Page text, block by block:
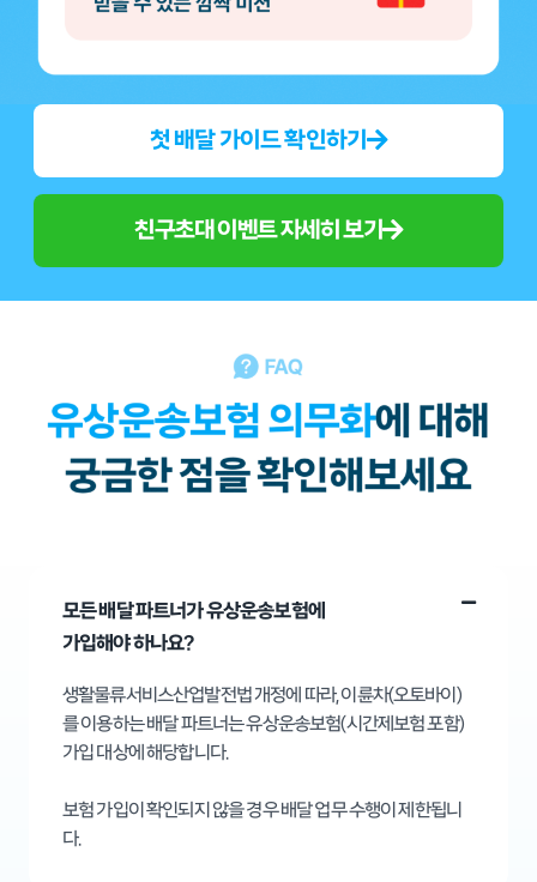
첫 배달 가이드 확인하기
친구초대 이벤트 자세히 보기
모든 배달 파트너가 유상운송보험에
가입해야 하나요?
생활물류서비스산업발전법 개정에 따라, 이륜차(오토바이)
를 이용하는 배달 파트너는 유상운송보험(시간제보험 포함)
가입 대상에 해당합니다. ​
보험 가입이 확인되지 않을 경우 배달 업무 수행이 제한됩니
다.